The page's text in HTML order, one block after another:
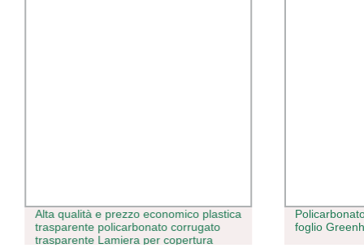
Alta qualità e prezzo economico plastica
trasparente policarbonato corrugato
trasparente Lamiera per copertura
foglio